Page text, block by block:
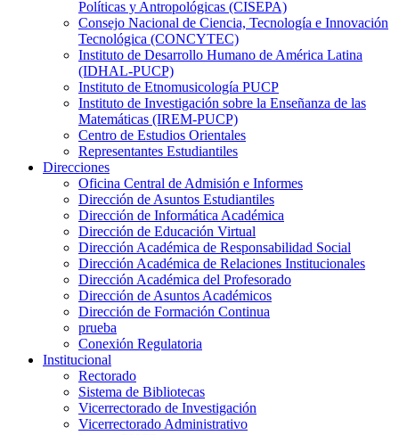
Políticas y Antropológicas (CISEPA)
Consejo Nacional de Ciencia, Tecnología e Innovación
Tecnológica (CONCYTEC)
Instituto de Desarrollo Humano de América Latina
(IDHAL-PUCP)
Instituto de Etnomusicología PUCP
Instituto de Investigación sobre la Enseñanza de las
Matemáticas (IREM-PUCP)
Centro de Estudios Orientales
Representantes Estudiantiles
Direcciones
Oficina Central de Admisión e Informes
Dirección de Asuntos Estudiantiles
Dirección de Informática Académica
Dirección de Educación Virtual
Dirección Académica de Responsabilidad Social
Dirección Académica de Relaciones Institucionales
Dirección Académica del Profesorado
Dirección de Asuntos Académicos
Dirección de Formación Continua
prueba
Conexión Regulatoria
Institucional
Rectorado
Sistema de Bibliotecas
Vicerrectorado de Investigación
Vicerrectorado Administrativo